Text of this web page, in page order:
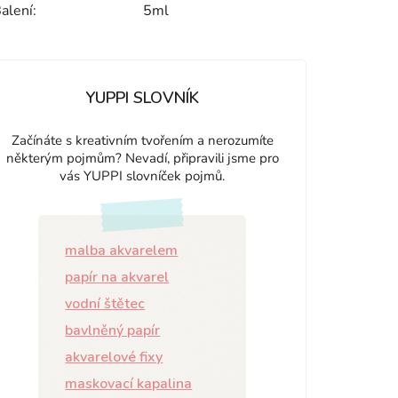
: 5ml
YUPPI SLOVNÍK
Začínáte s kreativním tvořením a nerozumíte
některým pojmům? Nevadí, připravili jsme pro
vás YUPPI slovníček pojmů.
malba akvarelem
papír na akvarel
vodní štětec
bavlněný papír
akvarelové fixy
maskovací kapalina